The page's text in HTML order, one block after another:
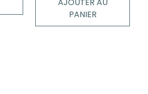
AJOUTER AU
PANIER